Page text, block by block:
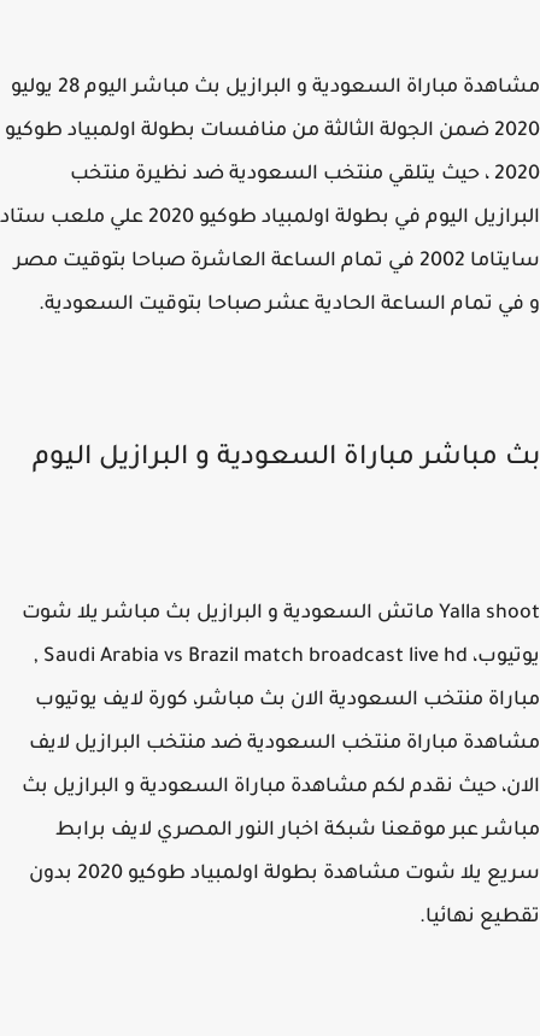
مشاهدة مباراة السعودية و البرازيل بث مباشر اليوم 28 يوليو
2020 ضمن الجولة الثالثة من منافسات بطولة اولمبياد طوكيو
2020 ، حيث يتلقي منتخب السعودية ضد نظيرة منتخب
البرازيل اليوم في بطولة اولمبياد طوكيو 2020 علي ملعب ستاد
سايتاما 2002 في تمام الساعة العاشرة صباحا بتوقيت مصر
تمام الساعة الحادية عشر صباحا بتوقيت السعودية.
مباشر مباراة السعودية و البرازيل اليوم
Yalla shoot ماتش السعودية و البرازيل بث مباشر يلا شوت
يوتيوب، Saudi Arabia vs Brazil match broadcast live hd ,
منتخب السعودية الان بث مباشر، كورة لايف يوتيوب
مباراة منتخب السعودية ضد منتخب البرازيل لايف
حيث نقدم لكم مشاهدة مباراة السعودية و البرازيل بث
عبر موقعنا شبكة اخبار النور المصري لايف برابط
سريع يلا شوت مشاهدة بطولة اولمبياد طوكيو 2020 بدون
نهائيا.